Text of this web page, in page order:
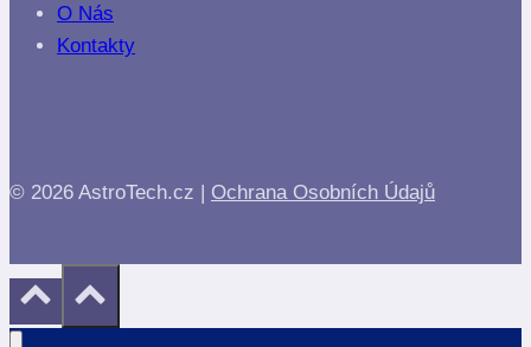
O Nás
Kontakty
© 2026 AstroTech.cz | Ochrana Osobních Údajů